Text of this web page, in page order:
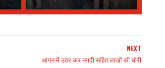
NEXT
आंगन में उतर कर नगदी सहित लाखों की चोरी